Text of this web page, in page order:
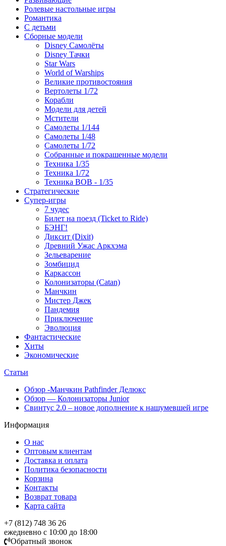
Ролевые настольные игры
Романтика
С детьми
Сборные модели
Disney Самолёты
Disney Тачки
Star Wars
World of Warships
Великие противостояния
Вертолеты 1/72
Корабли
Модели для детей
Мстители
Самолеты 1/144
Самолеты 1/48
Самолеты 1/72
Собранные и покрашенные модели
Техника 1/35
Техника 1/72
Техника ВОВ - 1/35
Стратегические
Супер-игры
7 чудес
Билет на поезд (Ticket to Ride)
БЭНГ!
Диксит (Dixit)
Древний Ужас Аркхэма
Зельеварение
Зомбицид
Каркассон
Колонизаторы (Catan)
Манчкин
Мистер Джек
Пандемия
Приключение
Эволюция
Фантастические
Хиты
Экономические
Статьи
Обзор -Манчкин Pathfinder Делюкс
Обзор — Колонизаторы Junior
Свинтус 2.0 – новое дополнение к нашумевшей игре
Информация
О нас
Оптовым клиентам
Доставка и оплата
Политика безопасности
Корзина
Контакты
Возврат товара
Карта сайта
+7 (812) 748 36 26
ежедневно с 10:00 до 18:00
Обратный звонок